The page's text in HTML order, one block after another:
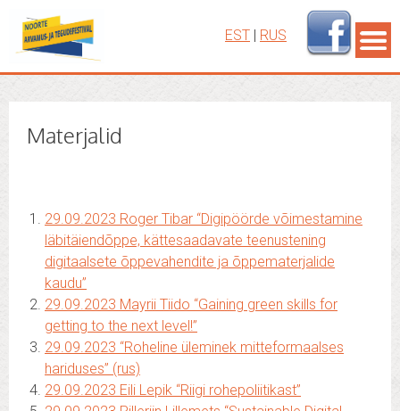
EST | RUS
Materjalid
29.09.2023 Roger Tibar “Digipöörde võimestamine
läbitäiendõppe, kättesaadavate teenustening
digitaalsete õppevahendite ja õppematerjalide
kaudu”
29.09.2023 Mayrii Tiido “Gaining green skills for
getting to the next level!”
29.09.2023 “Roheline üleminek mitteformaalses
hariduses” (rus)
29.09.2023 Eili Lepik “Riigi rohepoliitikast”